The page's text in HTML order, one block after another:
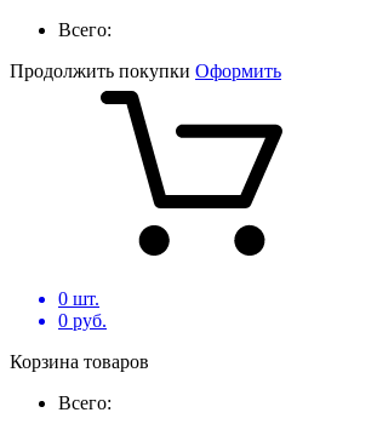
Всего:
Продолжить покупки Оформить
0 шт.
0 руб.
Корзина товаров
Всего: